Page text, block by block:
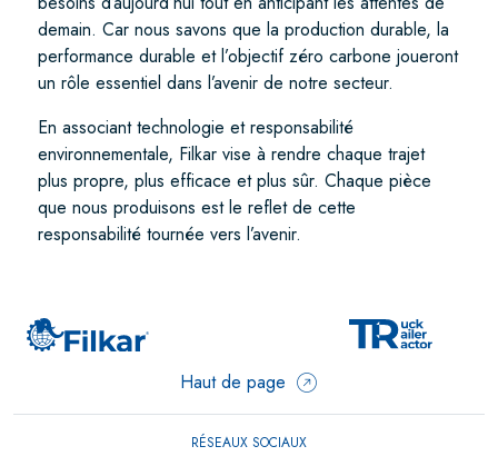
demain. Car nous savons que la production durable, la
performance durable et l’objectif zéro carbone joueront
un rôle essentiel dans l’avenir de notre secteur.
En associant technologie et responsabilité
environnementale, Filkar vise à rendre chaque trajet
plus propre, plus efficace et plus sûr. Chaque pièce
que nous produisons est le reflet de cette
responsabilité tournée vers l’avenir.
Haut de page
RÉSEAUX SOCIAUX